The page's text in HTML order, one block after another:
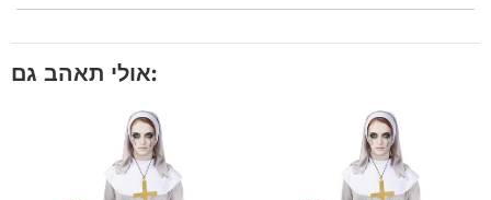
אולי תאהב גם: